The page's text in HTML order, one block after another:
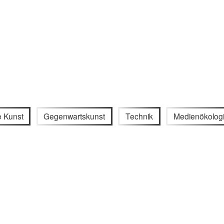
Kunst Gegenwartskunst Technik